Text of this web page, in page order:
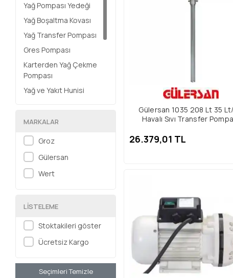
Yağ Pompası Yedeği
Yağ Boşaltma Kovası
Yağ Transfer Pompası
Gres Pompası
Karterden Yağ Çekme
Pompası
Yağ ve Yakıt Hunisi
Ölçü Litre Kabı
İnce Yağ Pompası
Gresörlük
Gres Arabası
Yağ Hortum Makarası
MARKALAR
Groz
Gülersan
Wert
LISTELEME
Stoktakileri göster
Ücretsiz Kargo
Seçimleri Temizle
Gülersan 1035 208 Lt 35
Havalı Sıvı Transfer
26.379,01 TL